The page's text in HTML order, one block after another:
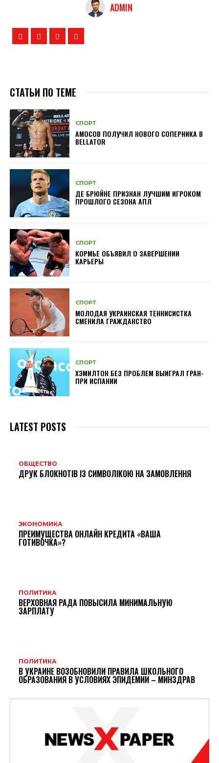
ADMIN
СТАТЬИ ПО ТЕМЕ
СПОРТ
АМОСОВ ПОЛУЧИЛ НОВОГО СОПЕРНИКА В
BELLATOR
СПОРТ
ДЕ БРЮЙНЕ ПРИЗНАН ЛУЧШИМ ИГРОКОМ
ПРОШЛОГО СЕЗОНА АПЛ
СПОРТ
КОРМЬЕ ОБЪЯВИЛ О ЗАВЕРШЕНИИ
КАРЬЕРЫ
СПОРТ
МОЛОДАЯ УКРАИНСКАЯ ТЕННИСИСТКА
СМЕНИЛА ГРАЖДАНСТВО
СПОРТ
ХЭМИЛТОН БЕЗ ПРОБЛЕМ ВЫИГРАЛ ГРАН-
ПРИ ИСПАНИИ
LATEST POSTS
ОБЩЕСТВО
ДРУК БЛОКНОТІВ ІЗ СИМВОЛІКОЮ НА ЗАМОВЛЕННЯ
ЭКОНОМИКА
ПРЕИМУЩЕСТВА ОНЛАЙН КРЕДИТА «ВАША
ГОТИВОЧКА»?
ПОЛИТИКА
ВЕРХОВНАЯ РАДА ПОВЫСИЛА МИНИМАЛЬНУЮ
ЗАРПЛАТУ
ПОЛИТИКА
В УКРАИНЕ ВОЗОБНОВИЛИ ПРАВИЛА ШКОЛЬНОГО
ОБРАЗОВАНИЯ В УСЛОВИЯХ ЭПИДЕМИИ – МИНЗДРАВ